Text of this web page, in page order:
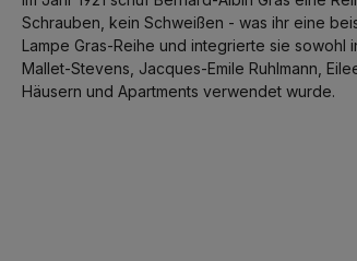
Schrauben, kein Schweißen - was ihr eine
Lampe Gras-Reihe und integrierte sie
Mallet-Stevens, Jacques-Emile Ruhlmann,
Häusern und Apartments verwendet wurde.